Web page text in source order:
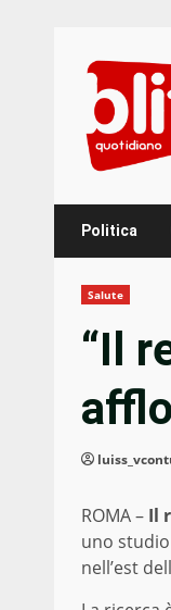
content
Politica
Salute
“Il
ROMA – Il
uno
nell’est